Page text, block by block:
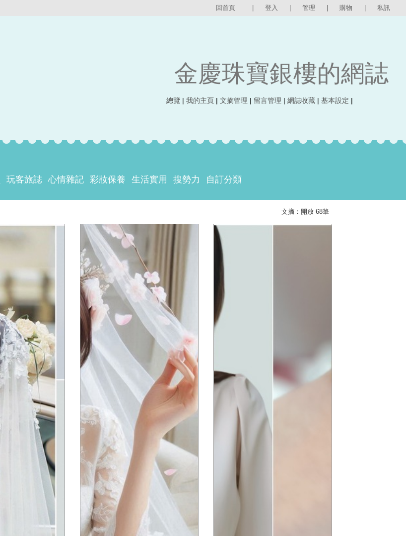
回首頁 登入 管理 購物 私訊
金慶珠寶銀樓的網誌
總覽 | 我的主頁 | 文摘管理 | 留言管理 | 網誌收藏 | 基本設定 |
玩客旅誌 心情雜記 彩妝保養 生活實用 搜勢力 自訂分類
文摘：開放 68筆